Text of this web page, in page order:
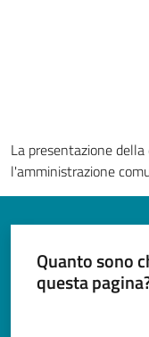
La presentazione
l'amministrazione
Quanto sono
questa